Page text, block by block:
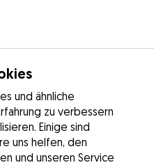
und ähnliche
zu verbessern
Einige sind
uns helfen, den
und unseren Service